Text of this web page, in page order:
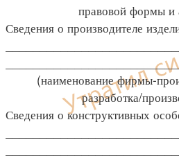
правовой формы и
Сведения о производителе
(наименование фирмы-
разработка/
Сведения о конструктивных